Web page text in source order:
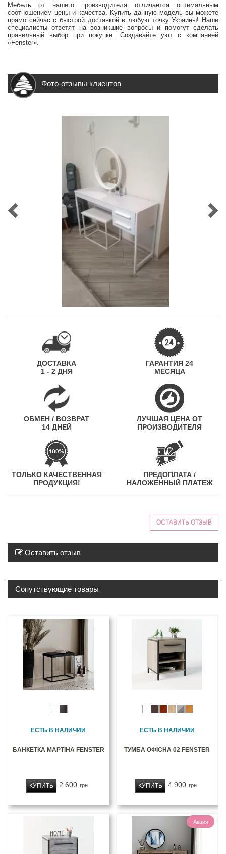
Мебель от нашего производителя отличается оптимальным
соотношением цены и качества. Купить данную модель вы можете
прямо сейчас с быстрой доставкой в любую точку Украины! Наши
специалисты ответят на возникшие вопросы и помогут сделать
правильный выбор при покупке. Создавайте уют с компанией
«Fenster».
Фото-отзывы клиентов
ДОСТАВКА
1 - 2 ДНЯ
ГАРАНТИЯ 24
МЕСЯЦА
ОБМЕН / ВОЗВРАТ
14 ДНЕЙ
ЛУЧШАЯ ЦЕНА ОТ
ПРОИЗВОДИТЕЛЯ
ТОЛЬКО КАЧЕСТВЕННАЯ
ПРОДУКЦИЯ!
ПРЕДОПЛАТА /
НАЛОЖЕННЫЙ ПЛАТЕЖ
ОСТАВИТЬ ОТЗЫВ
Оставить отзыв
Сопутствующие товары
ЕСТЬ В НАЛИЧИИ
БАНКЕТКА МАРТІНА FENSTER
2 600 грн
КУПИТЬ
ЕСТЬ В НАЛИЧИИ
ТУМБА ОФІСНА 02 FENSTER
4 900 грн
КУПИТЬ
Акция